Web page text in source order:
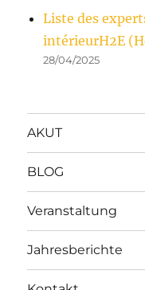
Liste des
intérieurH2E
28/04/2025
AKUT
BLOG
Veranstaltung
Jahresberichte